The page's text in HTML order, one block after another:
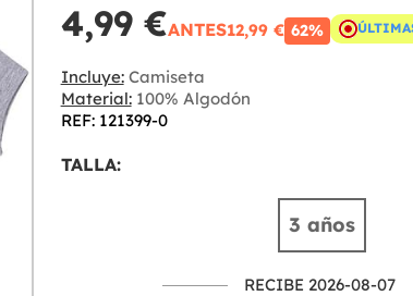
4,99 €ANTES12,99 € 62%
Incluye:Camiseta
Material:100% Algodón
REF: 121399-0
TALLA:
3 años
RECIBE 2026-08-07